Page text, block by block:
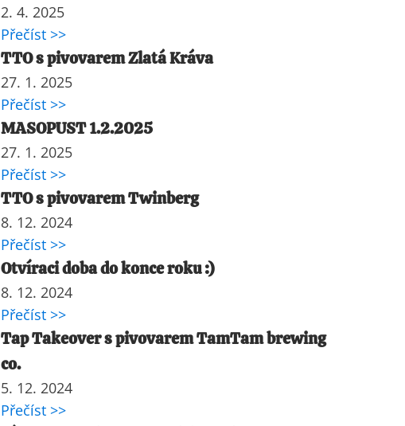
2. 4. 2025
Přečíst >>
TTO s pivovarem Zlatá Kráva
27. 1. 2025
Přečíst >>
MASOPUST 1.2.2025
27. 1. 2025
Přečíst >>
TTO s pivovarem Twinberg
8. 12. 2024
Přečíst >>
Otvíraci doba do konce roku :)
8. 12. 2024
Přečíst >>
Tap Takeover s pivovarem TamTam brewing
co.
5. 12. 2024
Přečíst >>